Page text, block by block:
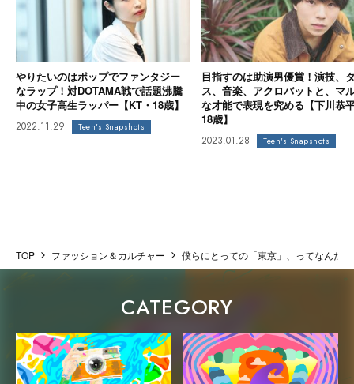
やりたいのはポップでファンタジー
なラップ！対DOTAMA戦で話題沸騰
中の女子高生ラッパー【KT・18歳】
2022.11.29 Teen's Snapshots
目指すのは助演男優賞！演技、
ス、音楽、アクロバットと、マ
な才能で表現を究める【下川恭
18歳】
2023.01.28 Teen's Snapshots
TOP ファッション＆カルチャー 僕らにとっての「東京」、ってなんだ
CATEGORY